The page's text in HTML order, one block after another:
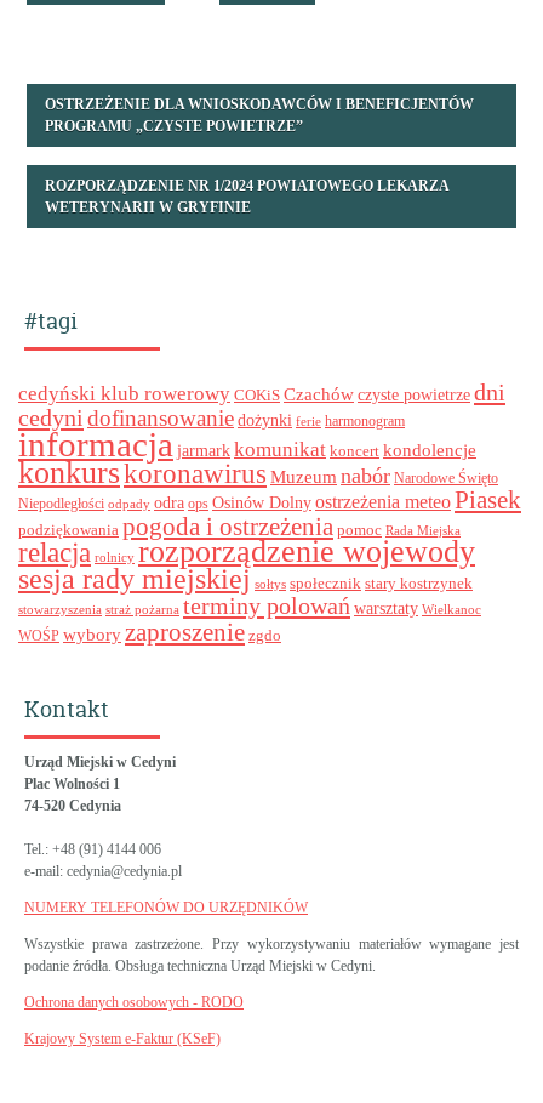
OSTRZEŻENIE DLA WNIOSKODAWCÓW I BENEFICJENTÓW
PROGRAMU „CZYSTE POWIETRZE”
ROZPORZĄDZENIE NR 1/2024 POWIATOWEGO LEKARZA
WETERYNARII W GRYFINIE
#tagi
cedyński klub rowerowy COKiS Czachówczyste powietrzedni
cedyni dofinansowanie dożynki ferie harmonogram
informacja jarmark komunikat koncert kondolencje
konkurskoronawirus Muzeum nabór Narodowe Święto
Niepodległości odpady odra ops Osinów Dolnyostrzeżenia meteoPiasek
podziękowania pogoda i ostrzeżenia pomoc Rada Miejska
relacja rolnicy rozporządzenie wojewody
sesja rady miejskiej sołtys społecznik stary kostrzynek
stowarzyszenia straż pożarna terminy polowań warsztaty Wielkanoc
WOŚP wybory zaproszenie zgdo
Kontakt
Urząd Miejski w Cedyni
Plac Wolności 1
74-520 Cedynia
Tel.: +48 (91) 4144 006
e-mail: cedynia@cedynia.pl
NUMERY TELEFONÓW DO URZĘDNIKÓW
Wszystkie prawa zastrzeżone. Przy wykorzystywaniu materiałów wymagane jest
podanie źródła. Obsługa techniczna Urząd Miejski w Cedyni.
Ochrona danych osobowych - RODO
Krajowy System e-Faktur (KSeF)